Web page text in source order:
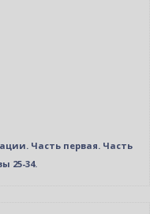
Часть первая. Часть
25-34.